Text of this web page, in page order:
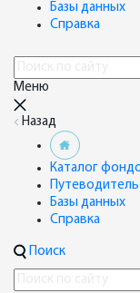
Базы данных
Справка
Меню
Назад
Каталог
Путеводитель
Базы данных
Справка
Поиск